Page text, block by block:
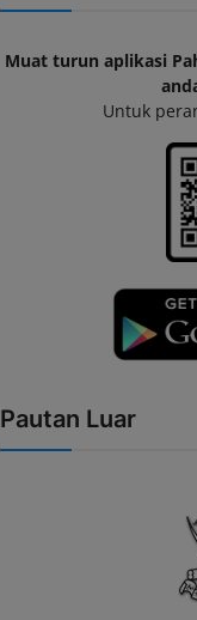
Muat turun aplikasi
Untuk
Pautan Luar